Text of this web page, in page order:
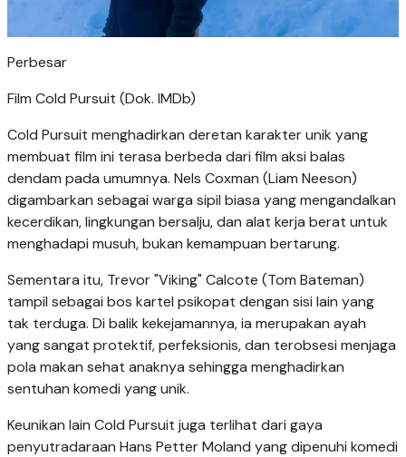
Perbesar
Film Cold Pursuit (Dok. IMDb)
Cold Pursuit menghadirkan deretan karakter unik yang
membuat film ini terasa berbeda dari film aksi balas
dendam pada umumnya. Nels Coxman (Liam Neeson)
digambarkan sebagai warga sipil biasa yang mengandalkan
kecerdikan, lingkungan bersalju, dan alat kerja berat untuk
menghadapi musuh, bukan kemampuan bertarung.
Sementara itu, Trevor "Viking" Calcote (Tom Bateman)
tampil sebagai bos kartel psikopat dengan sisi lain yang
tak terduga. Di balik kekejamannya, ia merupakan ayah
yang sangat protektif, perfeksionis, dan terobsesi menjaga
pola makan sehat anaknya sehingga menghadirkan
sentuhan komedi yang unik.
Keunikan lain Cold Pursuit juga terlihat dari gaya
penyutradaraan Hans Petter Moland yang dipenuhi komedi